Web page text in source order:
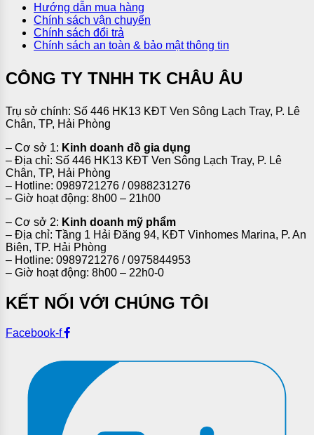
Hướng dẫn mua hàng
Chính sách vận chuyển
Chính sách đổi trả
Chính sách an toàn & bảo mật thông tin
CÔNG TY TNHH TK CHÂU ÂU
Trụ sở chính: Số 446 HK13 KĐT Ven Sông Lạch Tray, P. Lê
Chân, TP, Hải Phòng
– Cơ sở 1: Kinh doanh đồ gia dụng
– Địa chỉ: Số 446 HK13 KĐT Ven Sông Lạch Tray, P. Lê
Chân, TP, Hải Phòng
– Hotline: 0989721276 / 0988231276
– Giờ hoạt động: 8h00 – 21h00
– Cơ sở 2: Kinh doanh mỹ phẩm
– Địa chỉ: Tầng 1 Hải Đăng 94, KĐT Vinhomes Marina, P. An
Biên, TP. Hải Phòng
– Hotline: 0989721276 / 0975844953
– Giờ hoạt động: 8h00 – 22h0-0
KẾT NỐI VỚI CHÚNG TÔI
Facebook-f